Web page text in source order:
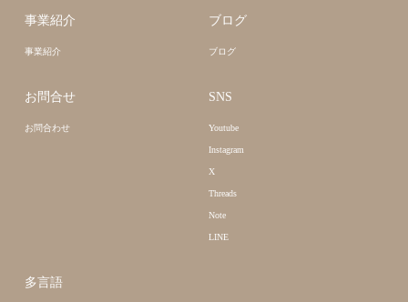
事業紹介
事業紹介
ブログ
ブログ
お問合せ
お問合わせ
SNS
Youtube
Instagram
X
Threads
Note
LINE
多言語